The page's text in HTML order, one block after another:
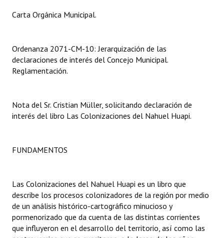
Digesto
Organigrama
Informes de Gestión
Dictámenes Asesoría Letrada
Informes de Unidad Coordinadora
Ejecución Presupuestaria
Actas de Audiencias Públicas
Carta Orgánica Municipal.
Ordenanza 2071-CM-10: Jerarquización de las
declaraciones de interés del Concejo Municipal.
Reglamentación.
Nota del Sr. Cristian Müller, solicitando declaración de
interés del libro Las Colonizaciones del Nahuel Huapi.
FUNDAMENTOS
Las Colonizaciones del Nahuel Huapi es un libro que
describe los procesos colonizadores de la región por medio
de un análisis histórico-cartográfico minucioso y
pormenorizado que da cuenta de las distintas corrientes
que influyeron en el desarrollo del territorio, así como las